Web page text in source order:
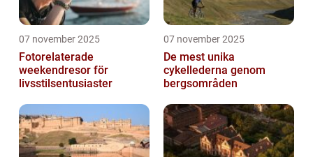
07 november 2025
Fotorelaterade
weekendresor för
livsstilsentusiaster
07 november 2025
De mest unika
cykellederna genom
bergsområden